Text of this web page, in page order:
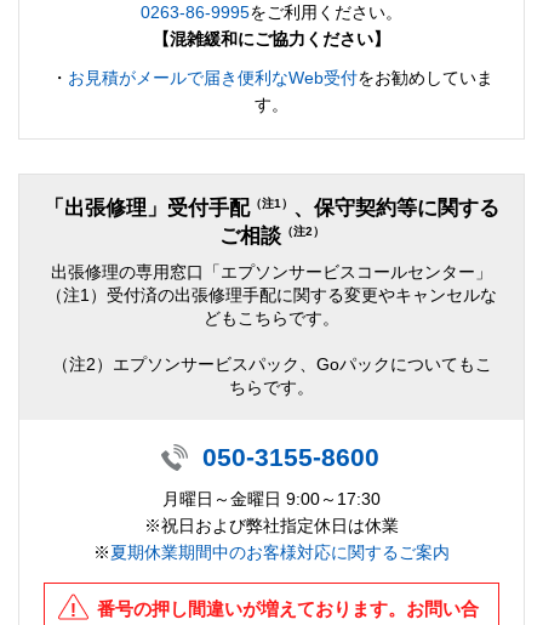
0263-86-9995をご利用ください。
【混雑緩和にご協力ください】
・ お見積がメールで届き便利なWeb受付をお勧めしていま
す。
「出張修理」受付手配 （注1） 、保守契約等に関する
ご相談（注2）
出張修理の専用窓口「エプソンサービスコールセンター」
（注1）受付済の出張修理手配に関する変更やキャンセルな
どもこちらです。
（注2）エプソンサービスパック、Goパックについてもこ
ちらです。
050-3155-8600
月曜日～金曜日 9:00～17:30
※祝日および弊社指定休日は休業
※夏期休業期間中のお客様対応に関するご案内
番号の押し間違いが増えております。お問い合